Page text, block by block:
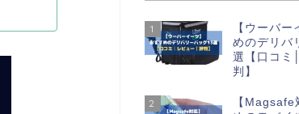
1
【ウーバ
めのデリバ
選【口コミ
判】
2
【Magsafe